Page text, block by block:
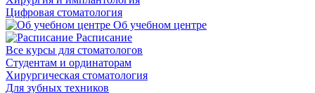
Цифровая стоматология
Об учебном центре
Расписание
Все курсы для стоматологов
Студентам и ординаторам
Хирургическая стоматология
Для зубных техников